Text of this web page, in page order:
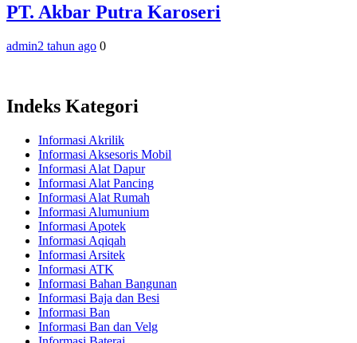
PT. Akbar Putra Karoseri
admin2 tahun ago 0
Indeks Kategori
Informasi Akrilik
Informasi Aksesoris Mobil
Informasi Alat Dapur
Informasi Alat Pancing
Informasi Alat Rumah
Informasi Alumunium
Informasi Apotek
Informasi Aqiqah
Informasi Arsitek
Informasi ATK
Informasi Bahan Bangunan
Informasi Baja dan Besi
Informasi Ban
Informasi Ban dan Velg